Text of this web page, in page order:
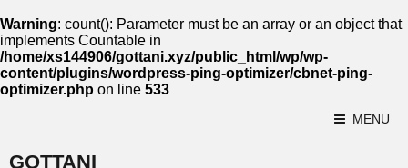
Warning: count(): Parameter must be an array or an object that
implements Countable in
/home/xs144906/gottani.xyz/public_html/wp/wp-
content/plugins/wordpress-ping-optimizer/cbnet-ping-
optimizer.php on line 533
MENU
GOTTANI